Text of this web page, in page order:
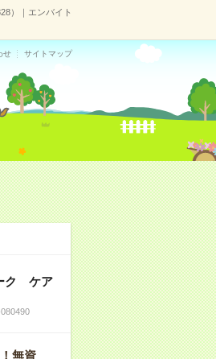
）｜エンバイト
せ サイトマップ
ク ケア
無資